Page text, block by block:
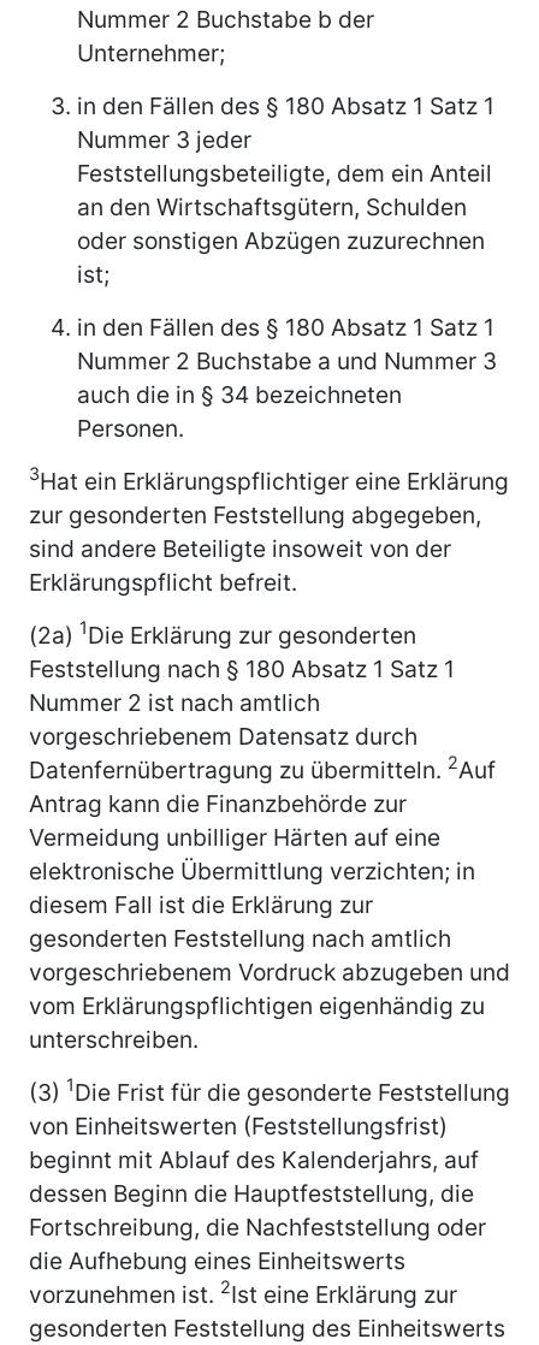
Nummer 2 Buchstabe b der
Unternehmer;
in den Fällen des § 180 Absatz 1 Satz 1
Nummer 3 jeder
Feststellungsbeteiligte, dem ein Anteil
an den Wirtschaftsgütern, Schulden
oder sonstigen Abzügen zuzurechnen
ist;
in den Fällen des § 180 Absatz 1 Satz 1
Nummer 2 Buchstabe a und Nummer 3
auch die in § 34 bezeichneten
Personen.
3Hat ein Erklärungspflichtiger eine Erklärung
zur gesonderten Feststellung abgegeben,
sind andere Beteiligte insoweit von der
Erklärungspflicht befreit.
(2a) 1Die Erklärung zur gesonderten
Feststellung nach § 180 Absatz 1 Satz 1
Nummer 2 ist nach amtlich
vorgeschriebenem Datensatz durch
Datenfernübertragung zu übermitteln. 2Auf
Antrag kann die Finanzbehörde zur
Vermeidung unbilliger Härten auf eine
elektronische Übermittlung verzichten; in
diesem Fall ist die Erklärung zur
gesonderten Feststellung nach amtlich
vorgeschriebenem Vordruck abzugeben und
vom Erklärungspflichtigen eigenhändig zu
unterschreiben.
(3) 1Die Frist für die gesonderte Feststellung
von Einheitswerten (Feststellungsfrist)
beginnt mit Ablauf des Kalenderjahrs, auf
dessen Beginn die Hauptfeststellung, die
Fortschreibung, die Nachfeststellung oder
die Aufhebung eines Einheitswerts
vorzunehmen ist. 2Ist eine Erklärung zur
gesonderten Feststellung des Einheitswerts